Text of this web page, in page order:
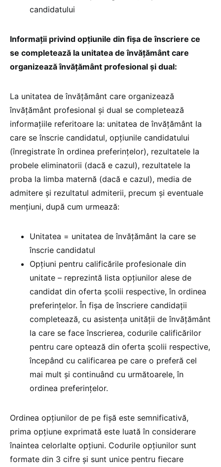
candidatului
Informații privind opțiunile din fișa de înscriere ce
se completează la unitatea de învăţământ care
organizează învăţământ profesional și dual:
La unitatea de învăţământ care organizează
învăţământ profesional și dual se completează
informațiile referitoare la: unitatea de învăţământ la
care se înscrie candidatul, opțiunile candidatului
(înregistrate în ordinea preferințelor), rezultatele la
probele eliminatorii (dacă e cazul), rezultatele la
proba la limba maternă (dacă e cazul), media de
admitere și rezultatul admiterii, precum și eventuale
mențiuni, după cum urmează:
Unitatea = unitatea de învățământ la care se
înscrie candidatul
Opțiuni pentru calificările profesionale din
unitate – reprezintă lista opţiunilor alese de
candidat din oferta școlii respective, în ordinea
preferințelor. În fișa de înscriere candidaţii
completează, cu asistența unității de învățământ
la care se face înscrierea, codurile calificărilor
pentru care optează din oferta școlii respective,
începând cu calificarea pe care o preferă cel
mai mult și continuând cu următoarele, în
ordinea preferinţelor.
Ordinea opţiunilor de pe fişă este semnificativă,
prima opţiune exprimată este luată în considerare
înaintea celorlalte opţiuni. Codurile opţiunilor sunt
formate din 3 cifre și sunt unice pentru fiecare